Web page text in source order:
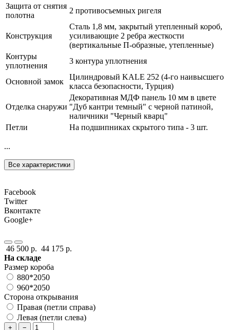
Защита от снятия
полотна
2 противосъемных ригеля
Конструкция
Сталь 1,8 мм, закрытый утепленный короб,
усиливающие 2 ребра жесткости
(вертикальные П-образные, утепленные)
Контуры
уплотнения
3 контура уплотнения
Основной замок
Цилиндровый KALE 252 (4-го наивысшего
класса безопасности, Турция)
Отделка снаружи
Декоративная МДФ панель 10 мм в цвете
"Дуб кантри темный" с черной патиной,
наличники "Черный кварц"
Петли
На подшипниках скрытого типа - 3 шт.
...
Все характеристики
Facebook
Twitter
Вконтакте
Google+
46 500 р. 44 175 р.
На складе
Размер короба
880*2050
960*2050
Сторона открывания
Правая (петли справа)
Левая (петли слева)
+
−